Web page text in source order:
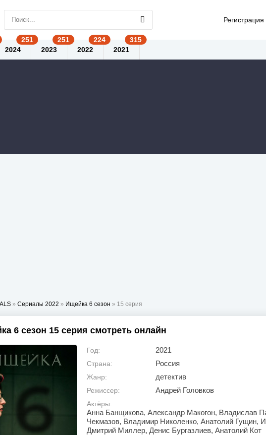
» Сериалы 2022 » Ищейка 6 сезон » 15 серия
6 сезон 15 серия смотреть онлайн
Год: 2021
Страна: Россия
Жанр: детектив
Режиссер: Андрей Головков
Актёры:
Анна Банщикова, Александр Макогон, Владислав
Чекмазов, Владимир Николенко, Анатолий Гущин,
Дмитрий Миллер, Денис Бургазлиев, Анатолий Кот
Регистрация
2024 2023 2022 2021